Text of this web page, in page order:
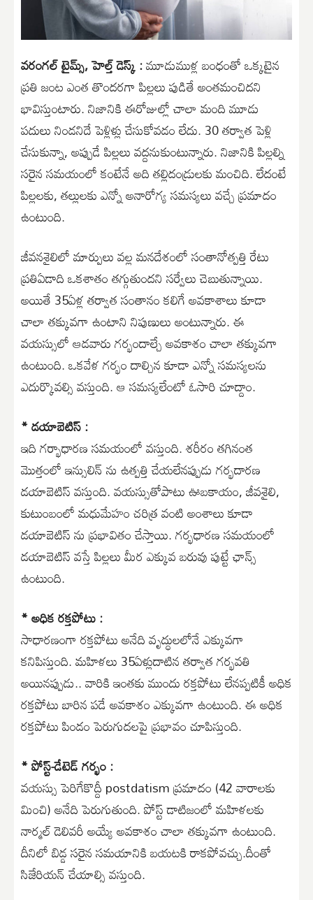
వరంగల్ టైమ్స్, హెల్త్ డెస్క్ :మూడుముళ్ల బంధంతో ఒక్కటైన
ప్రతి జంట ఎంత తొందరగా పిల్లలు పుడితే అంతమంచిదని
భావిస్తుంటారు. నిజానికి ఈరోజుల్లో చాలా మంది మూడు
పదులు నిండనిదే పెళ్లిళ్లు చేసుకోవడం లేదు. 30 తర్వాత పెళ్లి
చేసుకున్నా, అప్పుడే పిల్లలు వద్దనుకుంటున్నారు. నిజానికి పిల్లల్ని
సరైన సమయంలో కంటేనే అది తల్లిదండ్రులకు మంచిది. లేదంటే
పిల్లలకు, తల్లులకు ఎన్నో అనారోగ్య సమస్యలు వచ్చే ప్రమాదం
ఉంటుంది.
జీవనశైలిలో మార్పులు వల్ల మనదేశంలో సంతానోత్పత్తి రేటు
ప్రతిఏడాది ఒకశాతం తగ్గుతుందని సర్వేలు చెబుతున్నాయి.
అయితే 35ఏళ్ల తర్వాత సంతానం కలిగే అవకాశాలు కూడా
చాలా తక్కువగా ఉంటాని నిపుణులు అంటున్నారు. ఈ
వయస్సులో ఆడవారు గర్భందాల్చే అవకాశం చాలా తక్కువగా
ఉంటుంది. ఒకవేళ గర్భం దాల్చిన కూడా ఎన్నో సమస్యలను
ఎదుర్కొవల్సి వస్తుంది. ఆ సమస్యలేంటో ఓసారి చూద్దాం.
* డయాబెటిస్ :
ఇది గర్భాధారణ సమయంలో వస్తుంది. శరీరం తగినంత
మొత్తంలో ఇన్సులిన్ ను ఉత్పత్తి చేయలేనప్పుడు గర్భదారణ
డయాబెటిస్ వస్తుంది. వయస్సుతోపాటు ఊబకాయం, జీవశైలి,
కుటుంబంలో మధుమేహం చరిత్ర వంటి అంశాలు కూడా
డయాబెటిస్ ను ప్రభావితం చేస్తాయి. గర్భధారణ సమయంలో
డయాబెటిస్ వస్తే పిల్లలు మీర ఎక్కువ బరువు పుట్టే ఛాన్స్
ఉంటుంది.
* అధిక రక్తపోటు :
సాధారణంగా రక్తపోటు అనేది వృద్ధులలోనే ఎక్కువగా
కనిపిస్తుంది. మహిళలు 35ఏళ్లుదాటిన తర్వాత గర్భవతి
అయినప్పుడు.. వారికి ఇంతకు ముందు రక్తపోటు లేనప్పటికీ అధిక
రక్తపోటు బారిన పడే అవకాశం ఎక్కువగా ఉంటుంది. ఈ అధిక
రక్తపోటు పిండం పెరుగుదలపై ప్రభావం చూపిస్తుంది.
* పోస్ట్-డేటెడ్ గర్భం :
వయస్సు పెరిగేకొద్దీ postdatism ప్రమాదం (42 వారాలకు
మించి) అనేది పెరుగుతుంది. పోస్ట్ డాటిజంలో మహిళలకు
నార్మల్ డెలివరీ అయ్యే అవకాశం చాలా తక్కువగా ఉంటుంది.
దీనిలో బిడ్డ సరైన సమయానికి బయటకి రాకపోవచ్చు.దీంతో
సిజేరియన్ చేయాల్సి వస్తుంది.